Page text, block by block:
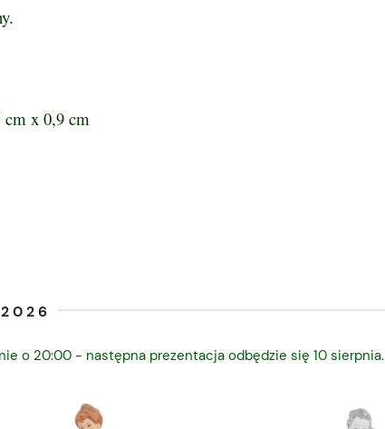
cm x 0,9 cm
o 20:00 - następna prezentacja odbędzie się 10 sierpnia.